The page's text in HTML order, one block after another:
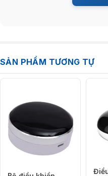
SẢN PHẨM TƯƠNG TỰ